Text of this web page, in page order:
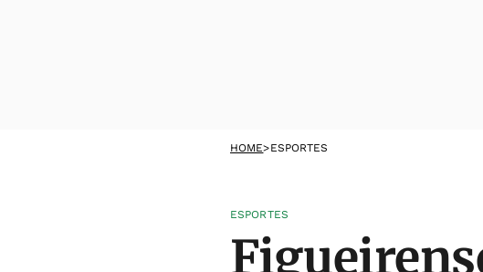
HOME>ESPORTES
ESPORTES